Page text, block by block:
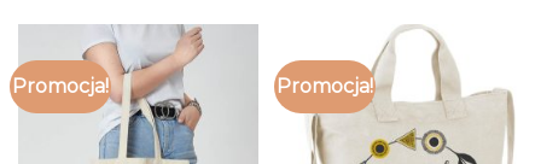
Promocja! Promocja!